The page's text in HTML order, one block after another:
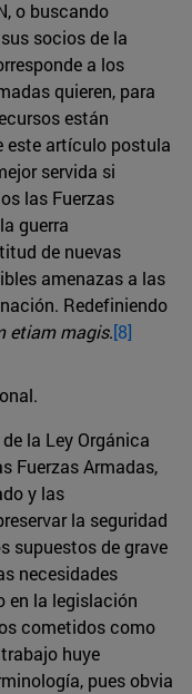
o buscando
socios de la
a los
quieren, para
están
este artículo postula
servida si
las Fuerzas
guerra
de nuevas
amenazas a las
Redefiniendo
etiam magis.[8]
la Ley Orgánica
Fuerzas Armadas,
y las
la seguridad
supuestos de grave
necesidades
en la legislación
cometidos como
huye
pues obvia